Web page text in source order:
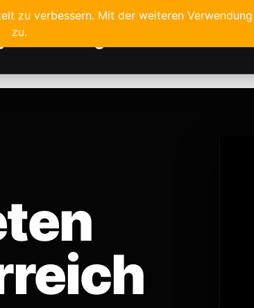
zu verbessern. Mit der weiteren
zu.